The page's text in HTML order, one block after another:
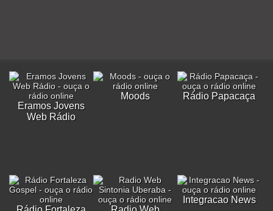
Eramos Jovens
Web Rádio
Moods Rádio Papacaça
Integracao News